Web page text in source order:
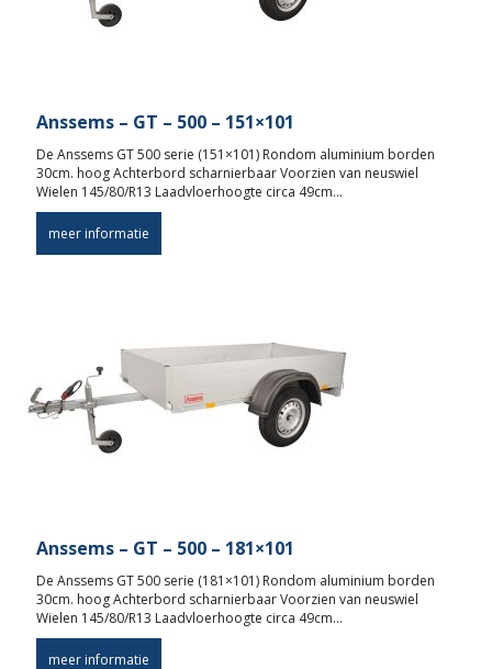
Anssems – GT – 500 – 151×101
De Anssems GT 500 serie (151×101) Rondom aluminium borden
30cm. hoog Achterbord scharnierbaar Voorzien van neuswiel
Wielen 145/80/R13 Laadvloerhoogte circa 49cm…
meer informatie
Anssems – GT – 500 – 181×101
De Anssems GT 500 serie (181×101) Rondom aluminium borden
30cm. hoog Achterbord scharnierbaar Voorzien van neuswiel
Wielen 145/80/R13 Laadvloerhoogte circa 49cm…
meer informatie